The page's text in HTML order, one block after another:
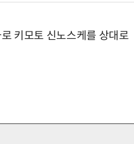
키모토 신노스케를 상대로